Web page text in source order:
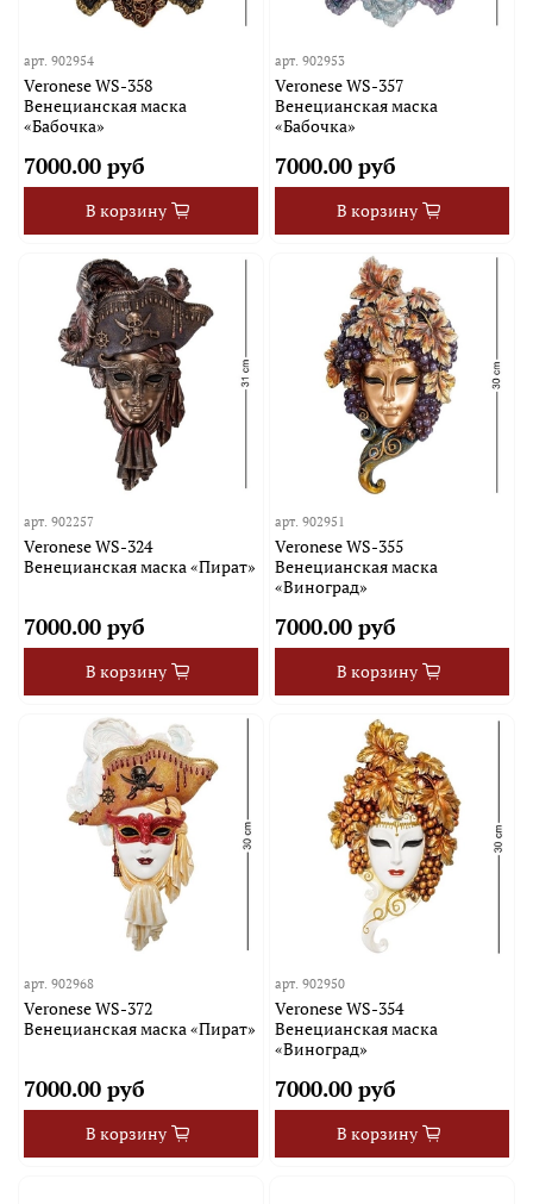
арт.902954
Veronese WS-358
Венецианская маска
«Бабочка»
7000.00 руб
В корзину
арт. 902953
Veronese WS-357
Венецианская маска
«Бабочка»
7000.00 руб
В корзину
арт.902257
Veronese WS-324
Венецианская маска «Пират»
7000.00 руб
В корзину
арт. 902951
Veronese WS-355
Венецианская маска
«Виноград»
7000.00 руб
В корзину
арт.902968
Veronese WS-372
Венецианская маска «Пират»
7000.00 руб
В корзину
арт. 902950
Veronese WS-354
Венецианская маска
«Виноград»
7000.00 руб
В корзину